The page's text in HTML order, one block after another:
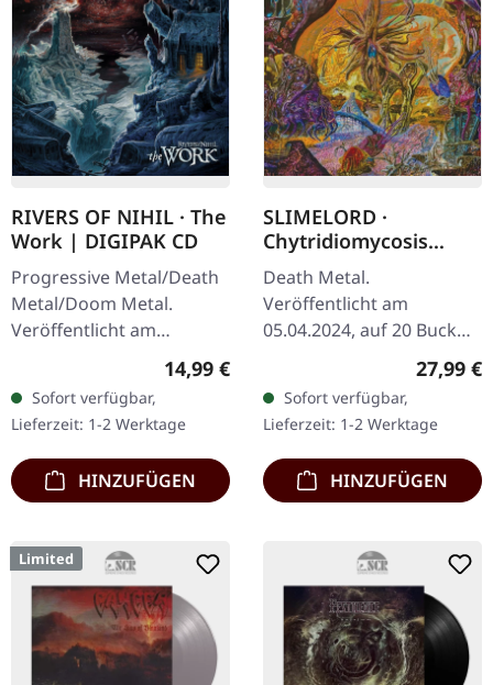
RIVERS OF NIHIL · The
Work | DIGIPAK CD
Progressive Metal/Death
Metal/Doom Metal.
Veröffentlicht am
24.09.2021, auf Metal
Blade Records. CD im
DigiPak. Rivers of Nihil hat
mit ihrem…
Regulärer Preis:
14,99 €
Sofort verfügbar,
Lieferzeit: 1-2 Werktage
HINZUFÜGEN
SLIMELORD ·
Chytridiomycosis
Relinquished |
ORANGE/BLUE
GALAXY LP
Death Metal.
Veröffentlicht am
05.04.2024, auf 20 Buck
Spin. Orange-blaues
"Galaxy" Vinyl. Slimelord
liefert mit
"Chytridiomycosis
Relinquished" ein…
27,99 €
Sofort verfügbar,
Lieferzeit: 1-2 Werktage
HINZUFÜGEN
Limited